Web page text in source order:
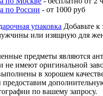
по России - от 1000 руб
упаковка Добавьте к
или изящную для
предметы являются
имеют оригинальной
в хорошем
по вашему запросу.